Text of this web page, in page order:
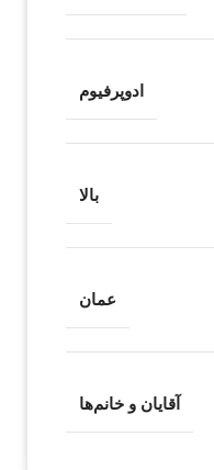
ادوپرفیوم
بالا
عمان
آقایان و خانم‌ها